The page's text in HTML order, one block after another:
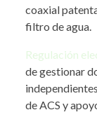
coaxial
filtro de agua.
Regulación
de gestionar
de ACS y